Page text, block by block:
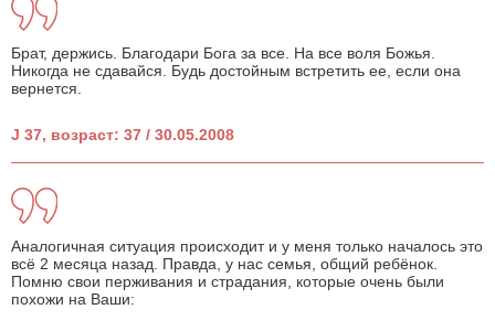
Брат, держись. Благодари Бога за все. На все воля Божья.
Никогда не cдавайся. Будь достойным встретить ее, если она
вернется.
J 37, возраст: 37 / 30.05.2008
Аналогичная ситуация происходит и у меня только началось это
всё 2 месяца назад. Правда, у нас семья, общий ребёнок.
Помню свои перживания и страдания, которые очень были
похожи на Ваши: